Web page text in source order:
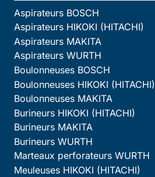
Aspirateurs BOSCH
Aspirateurs HIKOKI (HITACHI)
Aspirateurs MAKITA
Aspirateurs WURTH
Boulonneuses BOSCH
Boulonneuses HIKOKI (HITACHI)
Boulonneuses MAKITA
Burineurs HIKOKI (HITACHI)
Burineurs MAKITA
Burineurs WURTH
Marteaux perforateurs WURTH
Meuleuses HIKOKI (HITACHI)